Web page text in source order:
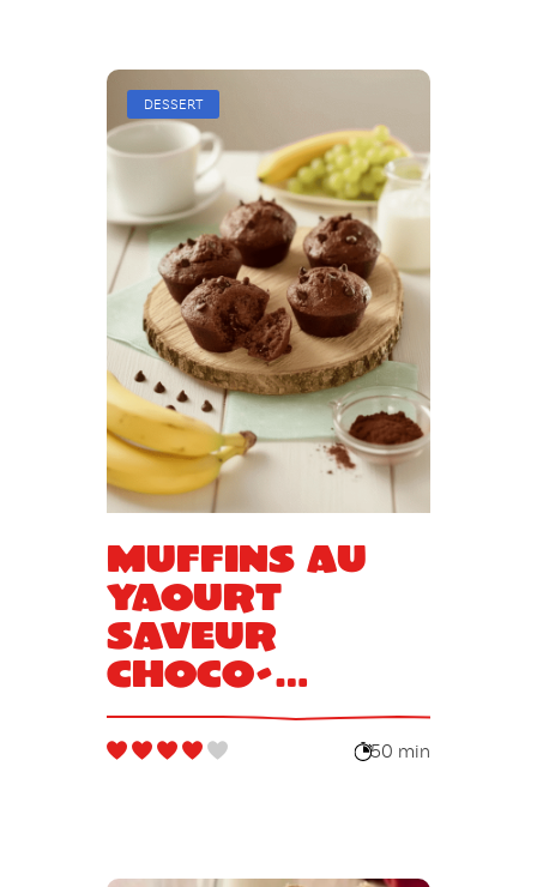
DESSERT
Muffins au
yaourt
saveur
choco-
banane
50 min